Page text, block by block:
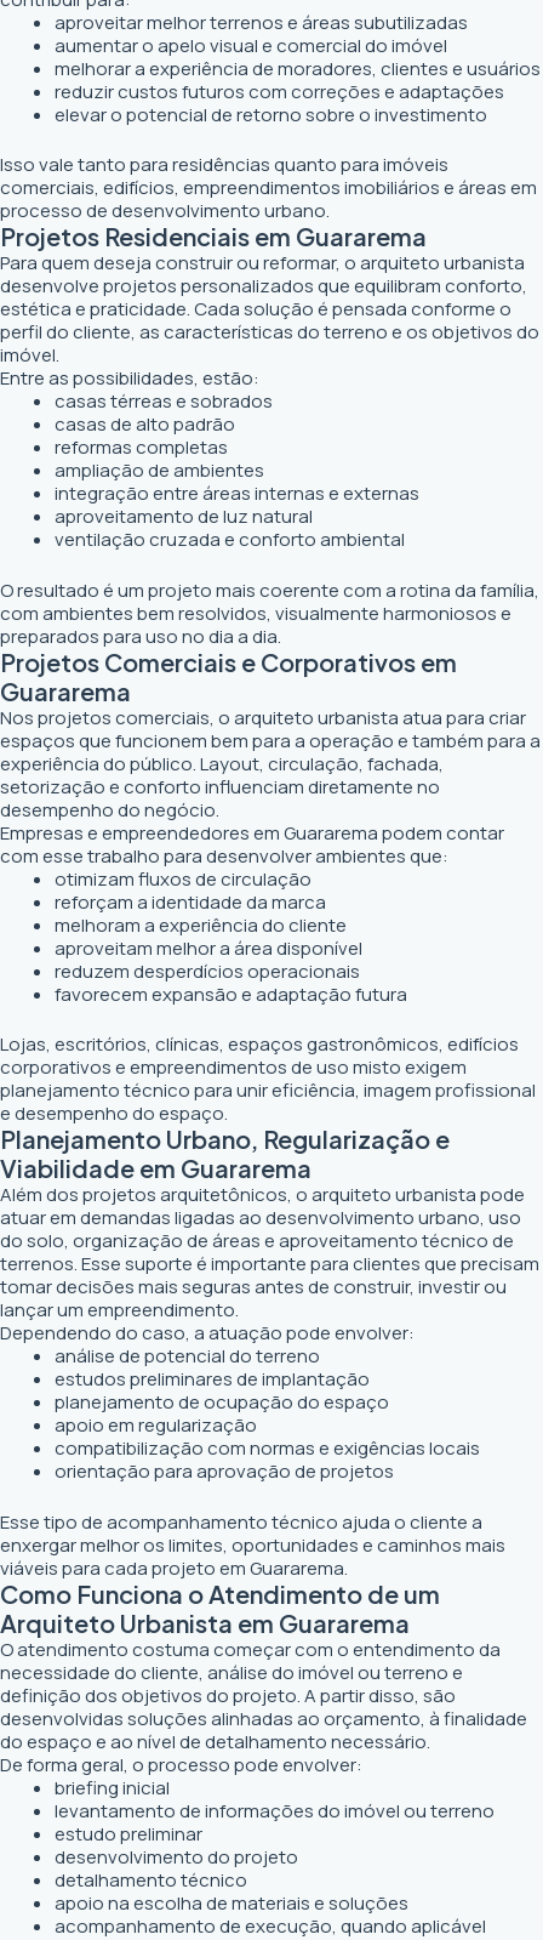
aproveitar melhor terrenos e áreas subutilizadas
aumentar o apelo visual e comercial do imóvel
melhorar a experiência de moradores, clientes e usuários
reduzir custos futuros com correções e adaptações
elevar o potencial de retorno sobre o investimento
Isso vale tanto para residências quanto para imóveis
comerciais, edifícios, empreendimentos imobiliários e áreas em
processo de desenvolvimento urbano.
Projetos Residenciais em Guararema
Para quem deseja construir ou reformar, o arquiteto urbanista
desenvolve projetos personalizados que equilibram conforto,
estética e praticidade. Cada solução é pensada conforme o
perfil do cliente, as características do terreno e os objetivos do
imóvel.
Entre as possibilidades, estão:
casas térreas e sobrados
casas de alto padrão
reformas completas
ampliação de ambientes
integração entre áreas internas e externas
aproveitamento de luz natural
ventilação cruzada e conforto ambiental
O resultado é um projeto mais coerente com a rotina da família,
com ambientes bem resolvidos, visualmente harmoniosos e
preparados para uso no dia a dia.
Projetos Comerciais e Corporativos em
Guararema
Nos projetos comerciais, o arquiteto urbanista atua para criar
espaços que funcionem bem para a operação e também para a
experiência do público. Layout, circulação, fachada,
setorização e conforto influenciam diretamente no
desempenho do negócio.
Empresas e empreendedores em Guararema podem contar
com esse trabalho para desenvolver ambientes que:
otimizam fluxos de circulação
reforçam a identidade da marca
melhoram a experiência do cliente
aproveitam melhor a área disponível
reduzem desperdícios operacionais
favorecem expansão e adaptação futura
Lojas, escritórios, clínicas, espaços gastronômicos, edifícios
corporativos e empreendimentos de uso misto exigem
planejamento técnico para unir eficiência, imagem profissional
e desempenho do espaço.
Planejamento Urbano, Regularização e
Viabilidade em Guararema
Além dos projetos arquitetônicos, o arquiteto urbanista pode
atuar em demandas ligadas ao desenvolvimento urbano, uso
do solo, organização de áreas e aproveitamento técnico de
terrenos. Esse suporte é importante para clientes que precisam
tomar decisões mais seguras antes de construir, investir ou
lançar um empreendimento.
Dependendo do caso, a atuação pode envolver:
análise de potencial do terreno
estudos preliminares de implantação
planejamento de ocupação do espaço
apoio em regularização
compatibilização com normas e exigências locais
orientação para aprovação de projetos
Esse tipo de acompanhamento técnico ajuda o cliente a
enxergar melhor os limites, oportunidades e caminhos mais
viáveis para cada projeto em Guararema.
Como Funciona o Atendimento de um
Arquiteto Urbanista em Guararema
O atendimento costuma começar com o entendimento da
necessidade do cliente, análise do imóvel ou terreno e
definição dos objetivos do projeto. A partir disso, são
desenvolvidas soluções alinhadas ao orçamento, à finalidade
do espaço e ao nível de detalhamento necessário.
De forma geral, o processo pode envolver:
briefing inicial
levantamento de informações do imóvel ou terreno
estudo preliminar
desenvolvimento do projeto
detalhamento técnico
apoio na escolha de materiais e soluções
acompanhamento de execução, quando aplicável